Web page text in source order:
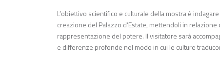
L’obiettivo scientifico e culturale della mostra è
creazione del Palazzo d’Estate, mettendoli in
rappresentazione del potere. Il visitatore sarà
e differenze profonde nel modo in cui le culture